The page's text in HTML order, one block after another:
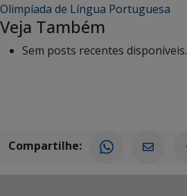
Olimpíada de Língua Portuguesa
Veja Também
Sem posts recentes disponíveis.
Compartilhe: